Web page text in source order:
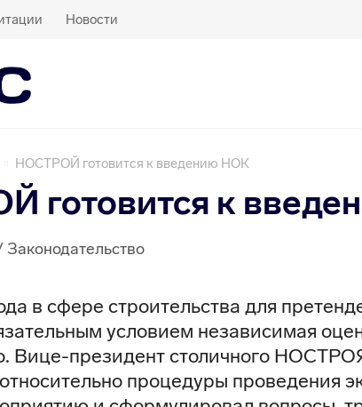
Новости
НОСТРОЙ готовится к введению НОК
готовится к
Законодательство
в сфере строительства для
условием независимая
Вице-президент столичного
процедуры проведения